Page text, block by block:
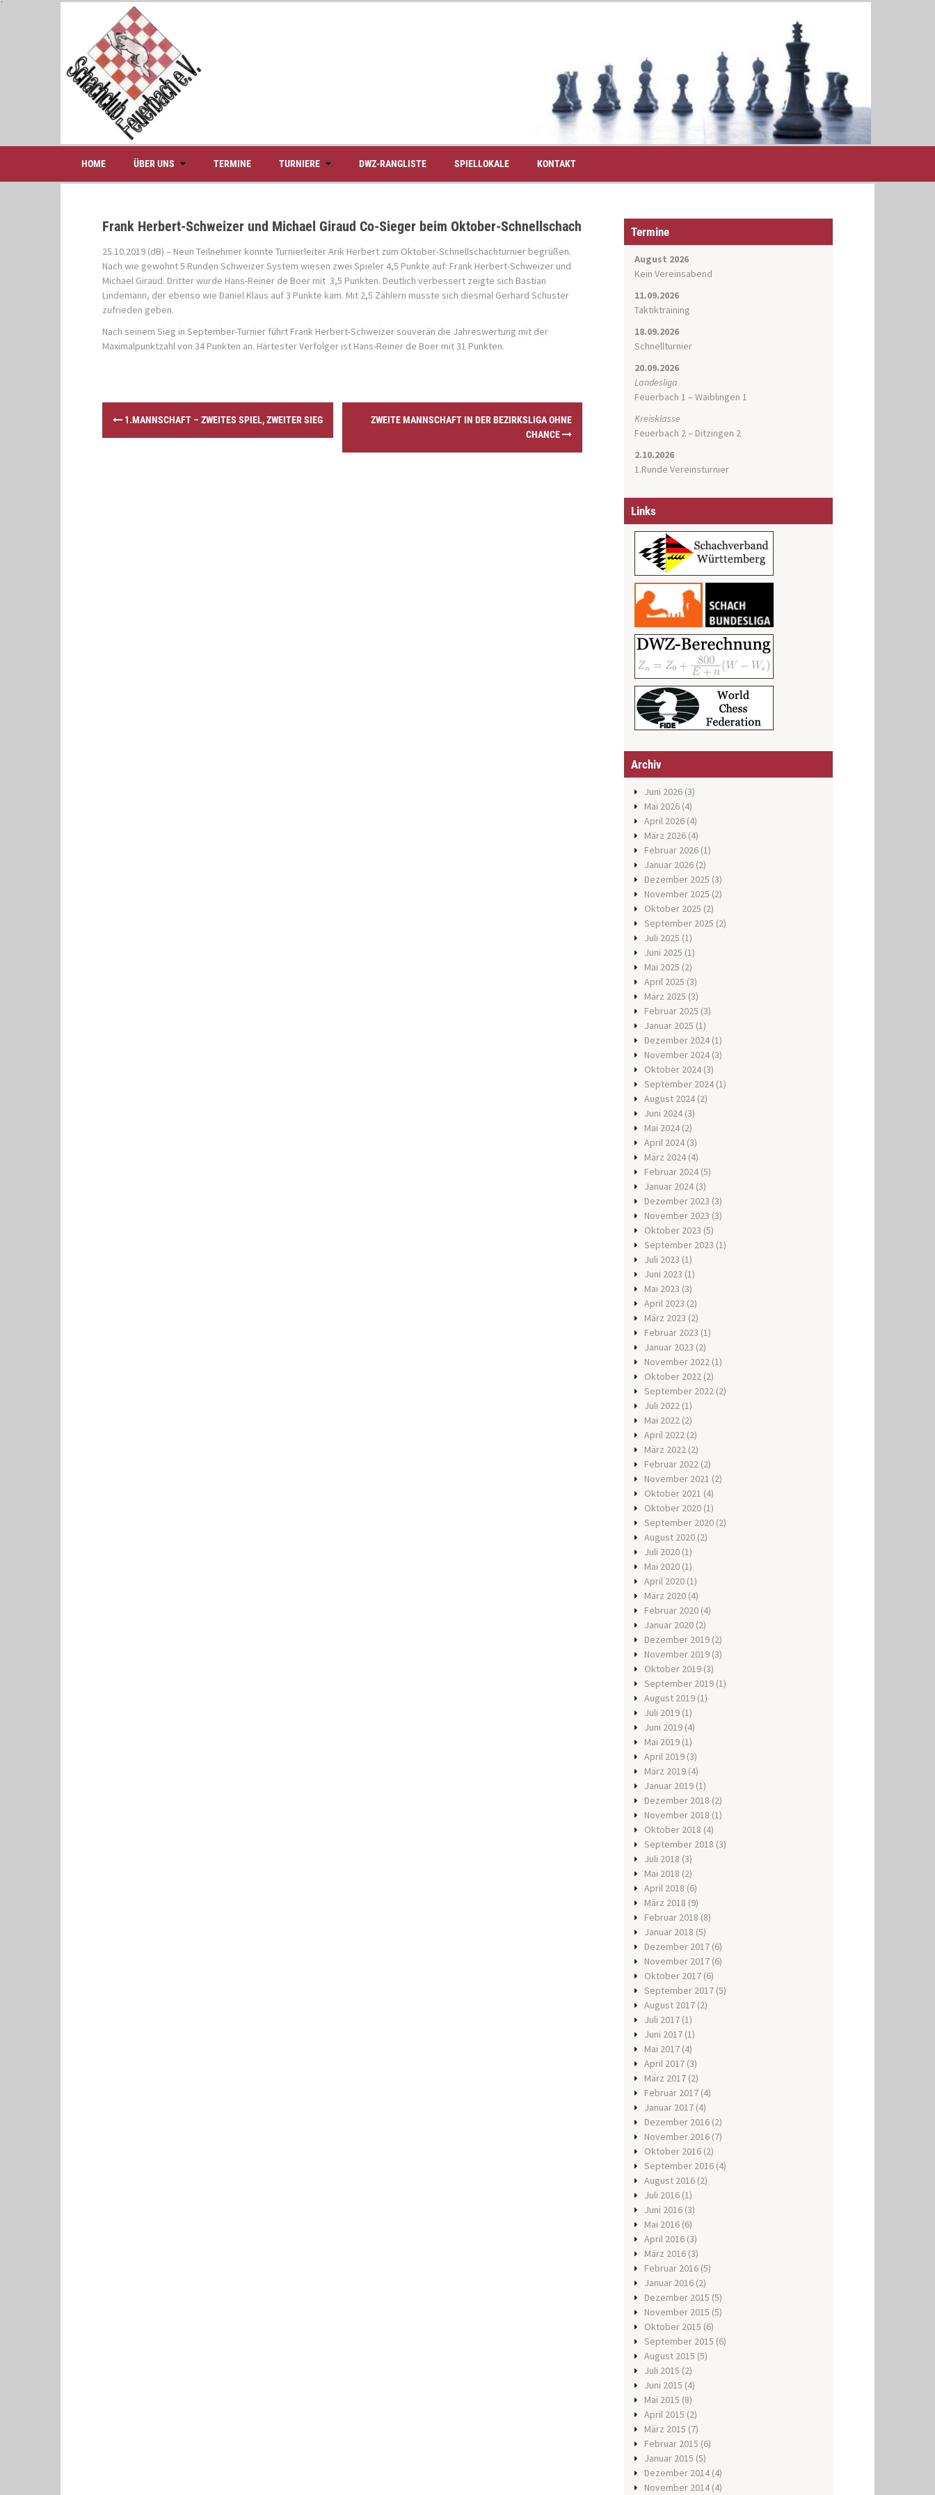
S
t
HOME ÜBER UNS TERMINE TURNIERE DWZ-RANGLISTE SPIELLOKALE KONTAKT
Frank Herbert-Schweizer und Michael Giraud Co-Sieger beim Oktober-Schnellschach
25.10.2019 (dB) – Neun Teilnehmer konnte Turnierleiter Arik Herbert zum Oktober-Schnellschachturnier begrüßen.
Nach wie gewohnt 5 Runden Schweizer System wiesen zwei Spieler 4,5 Punkte auf: Frank Herbert-Schweizer und
Michael Giraud. Dritter wurde Hans-Reiner de Boer mit 3,5 Punkten. Deutlich verbessert zeigte sich Bastian
Lindemann, der ebenso wie Daniel Klaus auf 3 Punkte kam. Mit 2,5 Zählern musste sich diesmal Gerhard Schuster
zufrieden geben.
Nach seinem Sieg in September-Turnier führt Frank Herbert-Schweizer souverän die Jahreswertung mit der
Maximalpunktzahl von 34 Punkten an. Härtester Verfolger ist Hans-Reiner de Boer mit 31 Punkten.
s
1.MANNSCHAFT – ZWEITES SPIEL, ZWEITER SIEG
ZWEITE MANNSCHAFT IN DER BEZIRKSLIGA OHNE
CHANCE
Termine
August 2026
Kein Vereinsabend
11.09.2026
Taktiktraining
18.09.2026
Schnellturnier
20.09.2026
Landesliga
Feuerbach 1 – Waiblingen 1
Kreisklasse
Feuerbach 2 – Ditzingen 2
2.10.2026
1.Runde Vereinsturnier
Links
Archiv
Juni 2026 (3)
Mai 2026 (4)
April 2026 (4)
März 2026 (4)
Februar 2026 (1)
Januar 2026 (2)
Dezember 2025 (3)
November 2025 (2)
Oktober 2025 (2)
September 2025 (2)
Juli 2025 (1)
Juni 2025 (1)
Mai 2025 (2)
April 2025 (3)
März 2025 (3)
Februar 2025 (3)
Januar 2025 (1)
Dezember 2024 (1)
November 2024 (3)
Oktober 2024 (3)
September 2024 (1)
August 2024 (2)
Juni 2024 (3)
Mai 2024 (2)
April 2024 (3)
März 2024 (4)
Februar 2024 (5)
Januar 2024 (3)
Dezember 2023 (3)
November 2023 (3)
Oktober 2023 (5)
September 2023 (1)
Juli 2023 (1)
Juni 2023 (1)
Mai 2023 (3)
April 2023 (2)
März 2023 (2)
Februar 2023 (1)
Januar 2023 (2)
November 2022 (1)
Oktober 2022 (2)
September 2022 (2)
Juli 2022 (1)
Mai 2022 (2)
April 2022 (2)
März 2022 (2)
Februar 2022 (2)
November 2021 (2)
Oktober 2021 (4)
Oktober 2020 (1)
September 2020 (2)
August 2020 (2)
Juli 2020 (1)
Mai 2020 (1)
April 2020 (1)
März 2020 (4)
Februar 2020 (4)
Januar 2020 (2)
Dezember 2019 (2)
November 2019 (3)
Oktober 2019 (3)
September 2019 (1)
August 2019 (1)
Juli 2019 (1)
Juni 2019 (4)
Mai 2019 (1)
April 2019 (3)
März 2019 (4)
Januar 2019 (1)
Dezember 2018 (2)
November 2018 (1)
Oktober 2018 (4)
September 2018 (3)
Juli 2018 (3)
Mai 2018 (2)
April 2018 (6)
März 2018 (9)
Februar 2018 (8)
Januar 2018 (5)
Dezember 2017 (6)
November 2017 (6)
Oktober 2017 (6)
September 2017 (5)
August 2017 (2)
Juli 2017 (1)
Juni 2017 (1)
Mai 2017 (4)
April 2017 (3)
März 2017 (2)
Februar 2017 (4)
Januar 2017 (4)
Dezember 2016 (2)
November 2016 (7)
Oktober 2016 (2)
September 2016 (4)
August 2016 (2)
Juli 2016 (1)
Juni 2016 (3)
Mai 2016 (6)
April 2016 (3)
März 2016 (3)
Februar 2016 (5)
Januar 2016 (2)
Dezember 2015 (5)
November 2015 (5)
Oktober 2015 (6)
September 2015 (6)
August 2015 (5)
Juli 2015 (2)
Juni 2015 (4)
Mai 2015 (8)
April 2015 (2)
März 2015 (7)
Februar 2015 (6)
Januar 2015 (5)
Dezember 2014 (4)
November 2014 (4)